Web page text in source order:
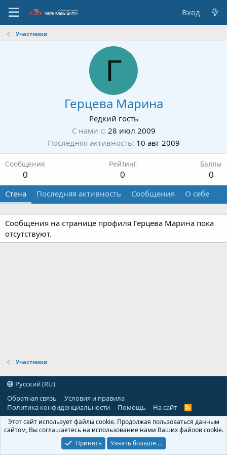
Вход
Участники
Г
Герцева Марина
Редкий гость
С нами с 28 июл 2009
Последняя активность 10 авг 2009
Сообщения
0
Рейтинг
0
Баллы
0
Стена Последняя активность Сообщения О себе
Сообщения на странице профиля Герцева Марина пока
отсутствуют.
Участники
Русский (RU)
Обратная связь
Условия и правила
Политика конфиденциальности
Помощь На сайт
R
S
Этот сайт использует файлы cookie. Продолжая пользоваться данным
сайтом, Вы соглашаетесь на использование нами Ваших файлов cookie.
Принять
Узнать больше.…